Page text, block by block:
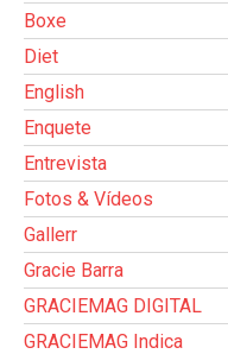
Boxe
Diet
English
Enquete
Entrevista
Fotos & Vídeos
Gallerr
Gracie Barra
GRACIEMAG DIGITAL
GRACIEMAG Indica